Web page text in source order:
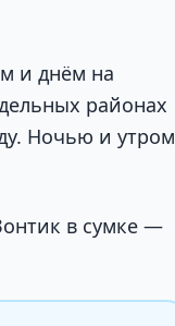
и днём на
районах
Ночью и утром
в сумке —